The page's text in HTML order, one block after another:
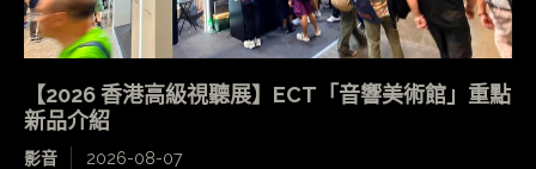
【2026 香港高級視聽展】ECT「音響美術館」重點
新品介紹
影音 2026-08-07